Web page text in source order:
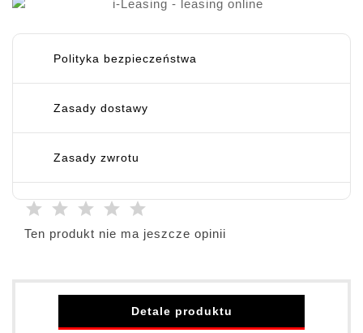
Polityka bezpieczeństwa
Zasady dostawy
Zasady zwrotu
Ten produkt nie ma jeszcze opinii
Detale produktu